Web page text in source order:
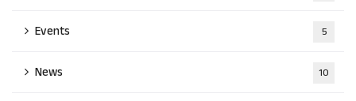
Events 5
News 10